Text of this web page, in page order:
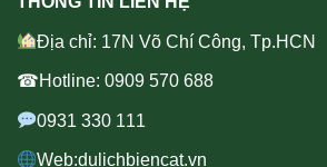
Địa chỉ: 17N Võ Chí Công, Tp.HCN
☎Hotline: 0909 570 688
0931 330 111
Web:dulichbiencat.vn